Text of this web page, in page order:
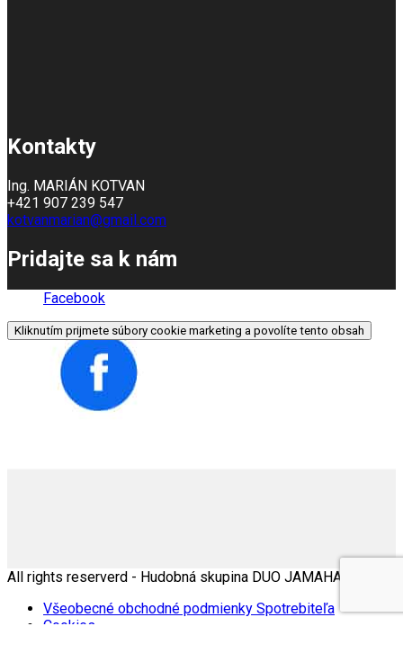
Kontakty
Ing. MARIÁN KOTVAN
+421 907 239 547
kotvanmarian@gmail.com
Pridajte sa k nám
Facebook
Kliknutím prijmete súbory cookie marketing a povolíte tento obsah
All rights reserverd - Hudobná skupina DUO JAMAHA |
Všeobecné obchodné podmienky Spotrebiteľa
Cookies